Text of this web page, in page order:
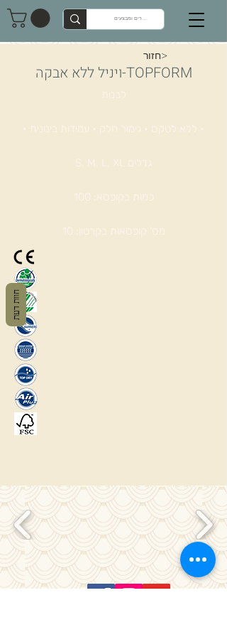
חזור>
TOPFORM-ויניל ללא אבקה
לבנות
• ללא לטקס • גימור חלק • עמידות בינונית •
גדלים S, M, L, XL
כמות בקופסא: 100
מס' קופסאות בקרטון: 10
חוות דעת